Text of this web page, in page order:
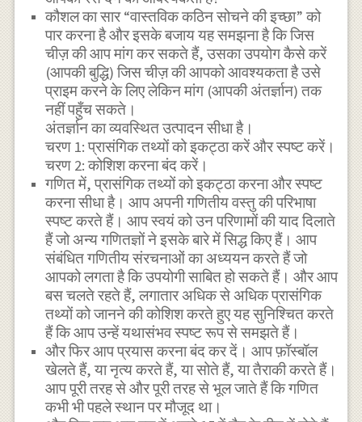
कौशल का सार “वास्तविक कठिन सोचने की इच्छा” को
पार करना है और इसके बजाय यह समझना है कि जिस
चीज़ की आप मांग कर सकते हैं, उसका उपयोग कैसे करें
(आपकी बुद्धि) जिस चीज़ की आपको आवश्यकता है उसे
प्राइम करने के लिए लेकिन मांग (आपकी अंतर्ज्ञान) तक
नहीं पहुँच सकते।
अंतर्ज्ञान का व्यवस्थित उत्पादन सीधा है।
चरण 1: प्रासंगिक तथ्यों को इकट्ठा करें और स्पष्ट करें।
चरण 2: कोशिश करना बंद करें।
गणित में, प्रासंगिक तथ्यों को इकट्ठा करना और स्पष्ट
करना सीधा है। आप अपनी गणितीय वस्तु की परिभाषा
स्पष्ट करते हैं। आप स्वयं को उन परिणामों की याद दिलाते
हैं जो अन्य गणितज्ञों ने इसके बारे में सिद्ध किए हैं। आप
संबंधित गणितीय संरचनाओं का अध्ययन करते हैं जो
आपको लगता है कि उपयोगी साबित हो सकते हैं। और आप
बस चलते रहते हैं, लगातार अधिक से अधिक प्रासंगिक
तथ्यों को जानने की कोशिश करते हुए यह सुनिश्चित करते
हैं कि आप उन्हें यथासंभव स्पष्ट रूप से समझते हैं।
और फिर आप प्रयास करना बंद कर दें। आप फ़ॉस्बॉल
खेलते हैं, या नृत्य करते हैं, या सोते हैं, या तैराकी करते हैं।
आप पूरी तरह से और पूरी तरह से भूल जाते हैं कि गणित
कभी भी पहले स्थान पर मौजूद था।